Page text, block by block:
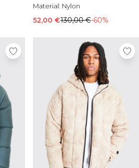
Material: Nylon
52,00 €130,00 €-60%